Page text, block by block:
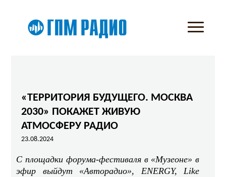
«ТЕРРИТОРИЯ БУДУЩЕГО. МОСКВА
2030» ПОКАЖЕТ ЖИВУЮ
АТМОСФЕРУ РАДИО
23.08.2024
С площадки форума-фестиваля в «Музеоне» в
эфир выйдут «Авторадио», ENERGY, Like